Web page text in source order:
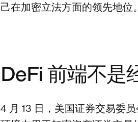
己在加密立法方面的领先地位。
DeFi 前端不是
4 月 13 日，美国证券交易委